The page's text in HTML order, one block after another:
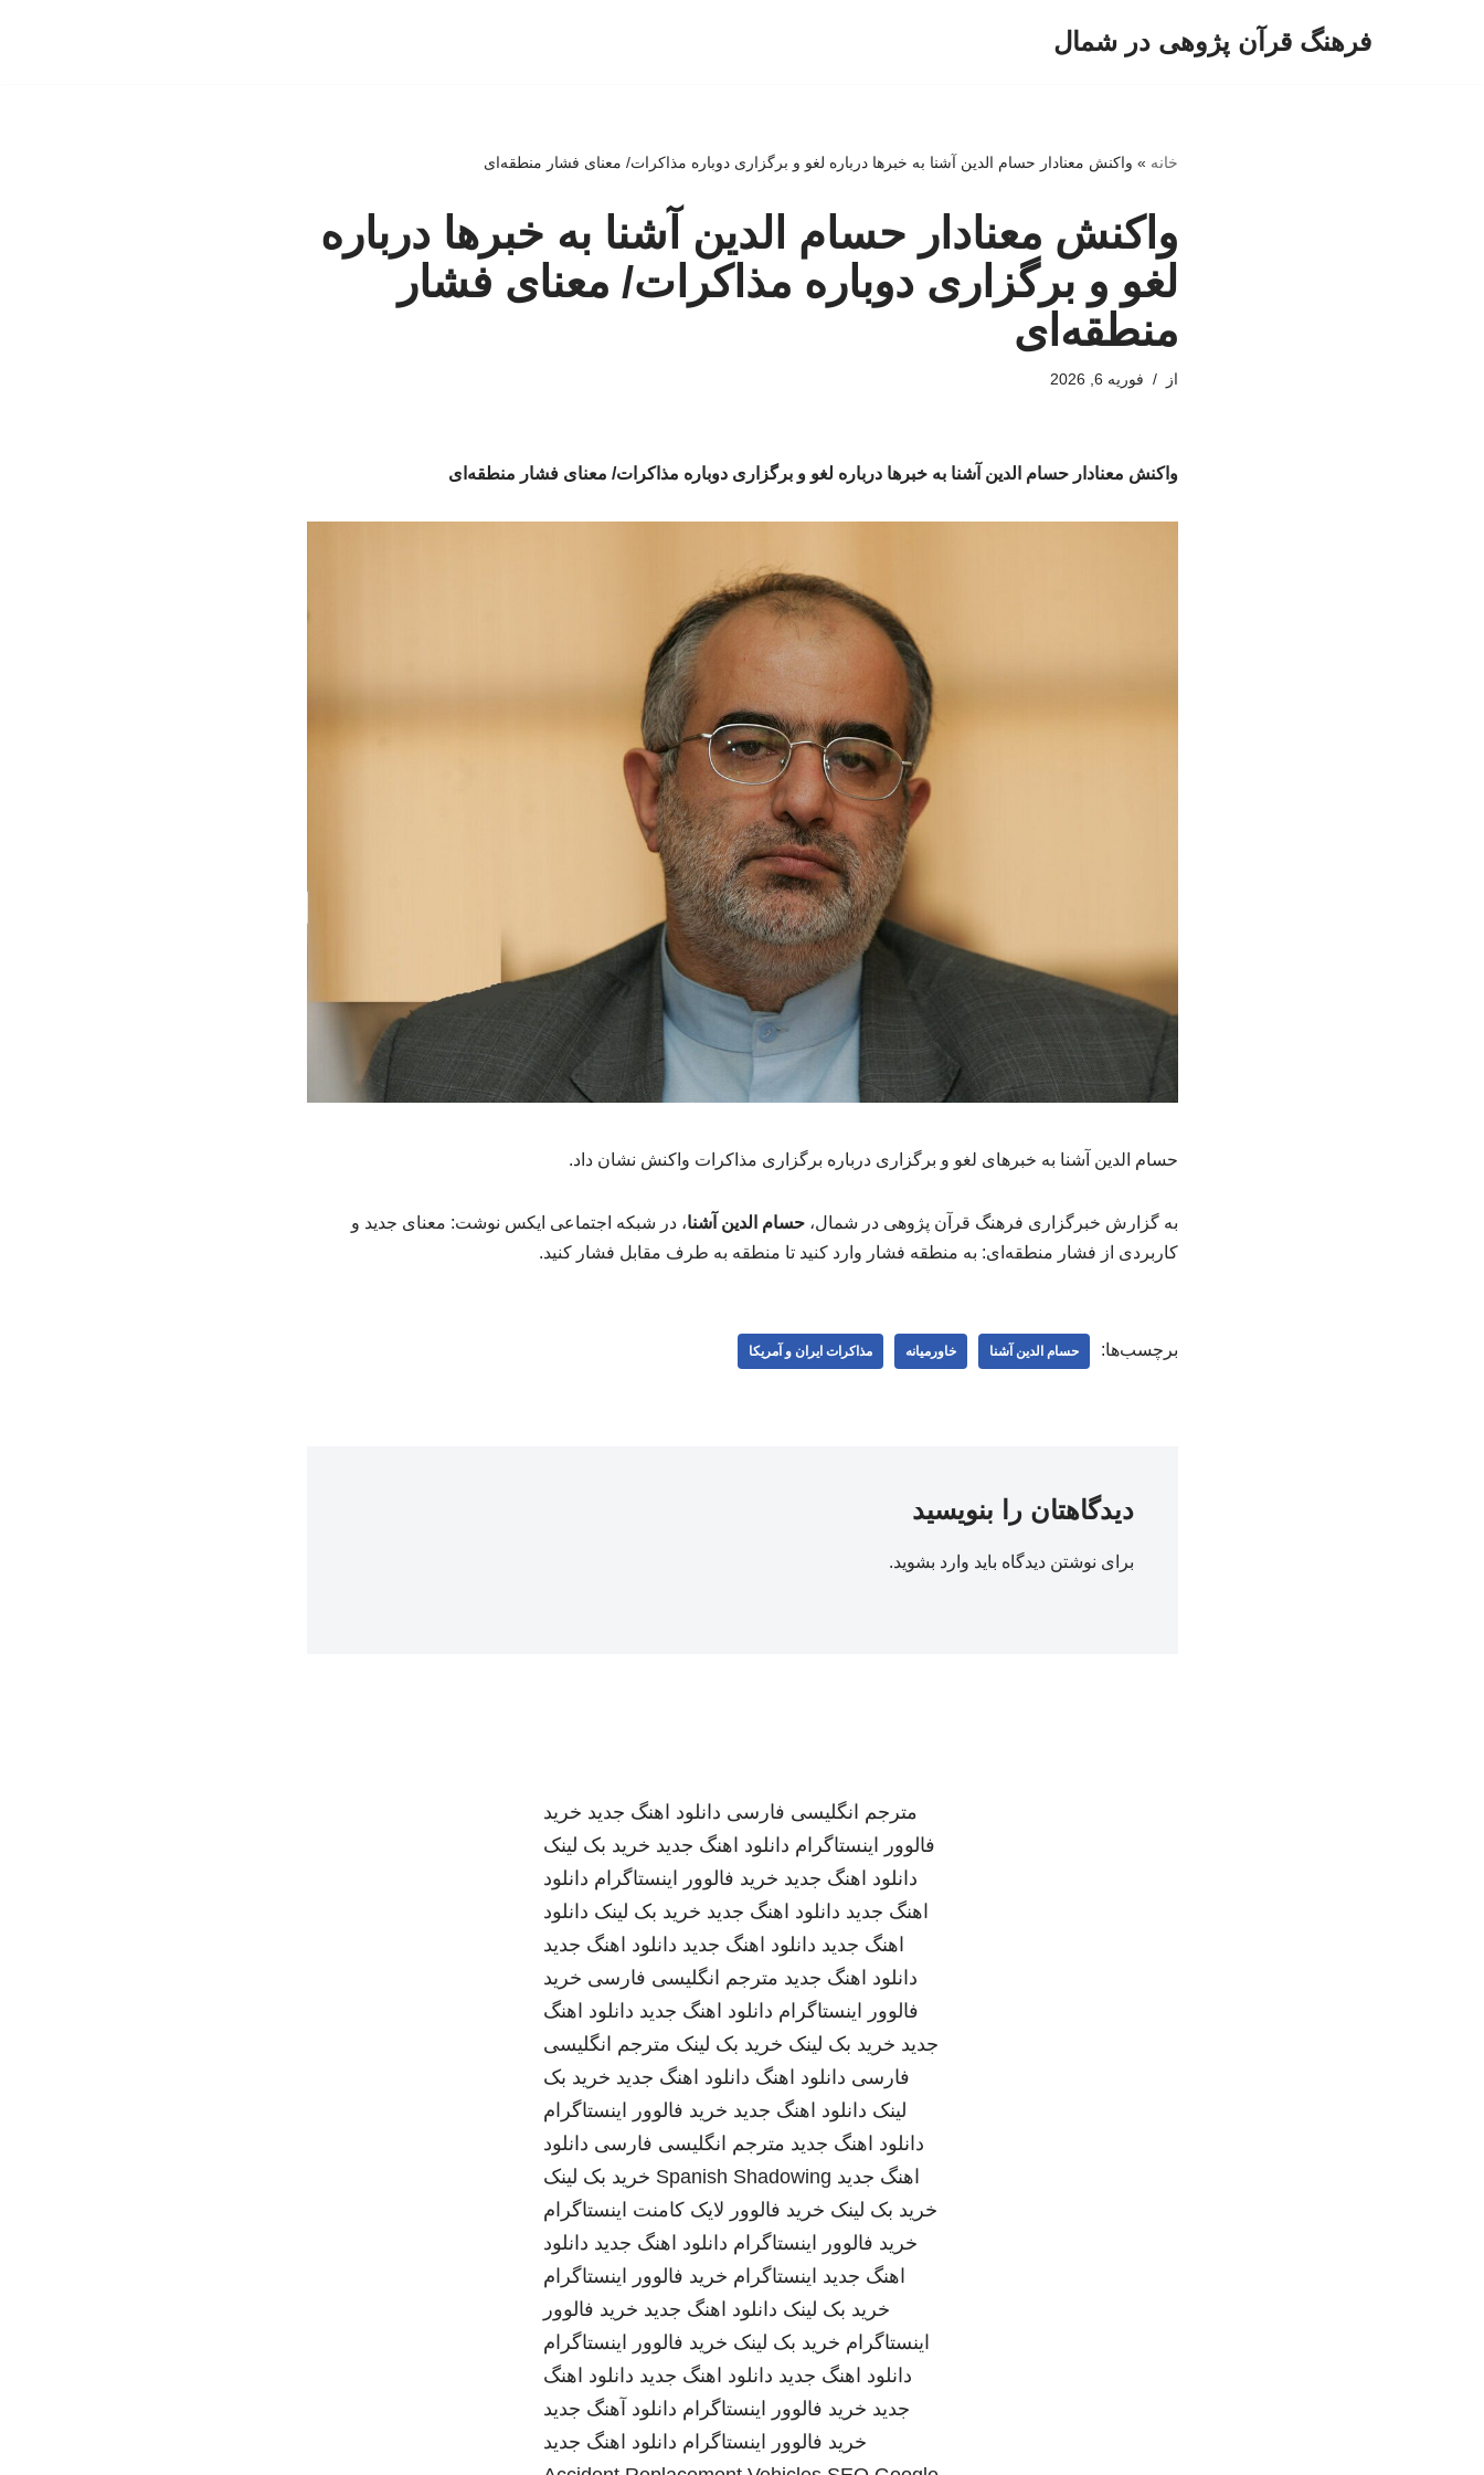
فرهنگ قرآن پژوهی در شمال
خانه » واکنش معنادار حسام الدین آشنا به خبرها درباره لغو و برگزاری دوباره مذاکرات/ معنای فشار منطقه‌ای
واکنش معنادار حسام الدین آشنا به خبرها درباره
لغو و برگزاری دوباره مذاکرات/ معنای فشار
منطقه‌ای
از فوریه 6, 2026
واکنش معنادار حسام الدین آشنا به خبرها درباره لغو و برگزاری دوباره مذاکرات/ معنای فشار منطقه‌ای
حسام الدین آشنا به خبرهای لغو و برگزاری درباره برگزاری مذاکرات واکنش نشان داد.
به گزارش خبرگزاری فرهنگ قرآن پژوهی در شمال،حسام الدین آشنا، در شبکه اجتماعی ایکس نوشت: معنای جدید و
کاربردی از فشار منطقه‌ای: به منطقه فشار وارد کنید تا منطقه به طرف مقابل فشار کنید.
برچسب‌ها: حسام‌ الدین آشنا خاورمیانه مذاکرات ایران و آمریکا
دیدگاهتان را بنویسید
برای نوشتن دیدگاه باید وارد بشوید.
مترجم انگلیسی فارسی دانلود اهنگ جدید خرید
فالوور اینستاگرام دانلود اهنگ جدید خرید بک لینک
دانلود اهنگ جدید خرید فالوور اینستاگرام دانلود
اهنگ جدید دانلود اهنگ جدید خرید بک لینک دانلود
اهنگ جدید دانلود اهنگ جدید دانلود اهنگ جدید
دانلود اهنگ جدید مترجم انگلیسی فارسی خرید
فالوور اینستاگرام دانلود اهنگ جدید دانلود اهنگ
جدید خرید بک لینک خرید بک لینک مترجم انگلیسی
فارسی دانلود اهنگ دانلود اهنگ جدید خرید بک
لینک دانلود اهنگ جدید خرید فالوور اینستاگرام
دانلود اهنگ جدید مترجم انگلیسی فارسی دانلود
اهنگ جدید Spanish Shadowing خرید بک لینک
خرید بک لینک خرید فالوور لایک کامنت اینستاگرام
خرید فالوور اینستاگرام دانلود اهنگ جدید دانلود
اهنگ جدید اینستاگرام خرید فالوور اینستاگرام
خرید بک لینک دانلود اهنگ جدید خرید فالوور
اینستاگرام خرید بک لینک خرید فالوور اینستاگرام
دانلود اهنگ جدید دانلود اهنگ جدید دانلود اهنگ
جدید خرید فالوور اینستاگرام دانلود آهنگ جدید
خرید فالوور اینستاگرام دانلود اهنگ جدید